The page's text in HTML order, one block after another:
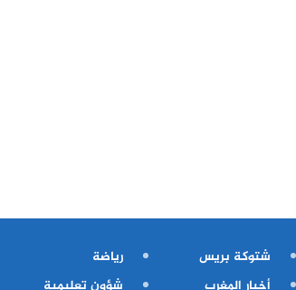
شتوكة بريس
أخبار المغرب
رياضة
شؤون تعليمية